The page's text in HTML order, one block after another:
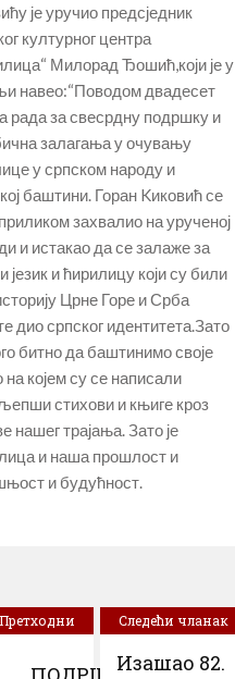
је уручио предсједник
културног центра
Милорад Ђошић,који је у
навео:“Поводом двадесет
рада за свесрдну подршку и
залагања у очувању
у српском народу и
баштини. Горан Kиковић се
захвалио на урученој
и истакао да се залаже за
језик и ћирилицу који су били
Црне Горе и Срба
дио српског идентитета.Зато
битно да баштинимо своје
на којем су се написали
стихови и књиге кроз
нашег трајања. Зато је
и наша прошлост и
и будућност.
Претходни
Следећи чланак
Изашао 82.